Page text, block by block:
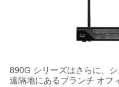
890G シリーズはさらに、
遠隔地にあるブランチ オフ